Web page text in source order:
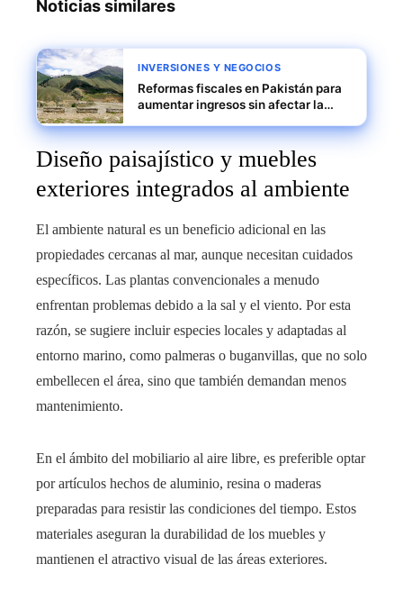
Noticias similares
INVERSIONES Y NEGOCIOS
Reformas fiscales en Pakistán para
aumentar ingresos sin afectar la
Diseño paisajístico y muebles
exteriores integrados al ambiente
El ambiente natural es un beneficio adicional en las
propiedades cercanas al mar, aunque necesitan cuidados
específicos. Las plantas convencionales a menudo
enfrentan problemas debido a la sal y el viento. Por esta
razón, se sugiere incluir especies locales y adaptadas al
entorno marino, como palmeras o buganvillas, que no solo
embellecen el área, sino que también demandan menos
mantenimiento.
En el ámbito del mobiliario al aire libre, es preferible optar
por artículos hechos de aluminio, resina o maderas
preparadas para resistir las condiciones del tiempo. Estos
materiales aseguran la durabilidad de los muebles y
mantienen el atractivo visual de las áreas exteriores.